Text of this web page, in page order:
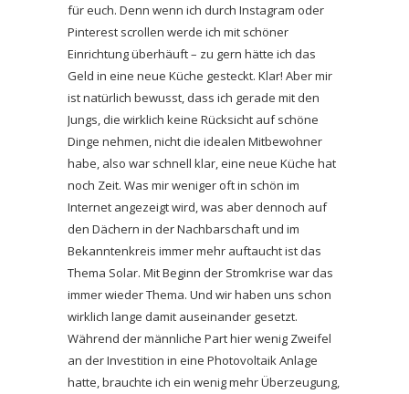
für euch. Denn wenn ich durch Instagram oder
Pinterest scrollen werde ich mit schöner
Einrichtung überhäuft – zu gern hätte ich das
Geld in eine neue Küche gesteckt. Klar! Aber mir
ist natürlich bewusst, dass ich gerade mit den
Jungs, die wirklich keine Rücksicht auf schöne
Dinge nehmen, nicht die idealen Mitbewohner
habe, also war schnell klar, eine neue Küche hat
noch Zeit. Was mir weniger oft in schön im
Internet angezeigt wird, was aber dennoch auf
den Dächern in der Nachbarschaft und im
Bekanntenkreis immer mehr auftaucht ist das
Thema Solar. Mit Beginn der Stromkrise war das
immer wieder Thema. Und wir haben uns schon
wirklich lange damit auseinander gesetzt.
Während der männliche Part hier wenig Zweifel
an der Investition in eine Photovoltaik Anlage
hatte, brauchte ich ein wenig mehr Überzeugung,